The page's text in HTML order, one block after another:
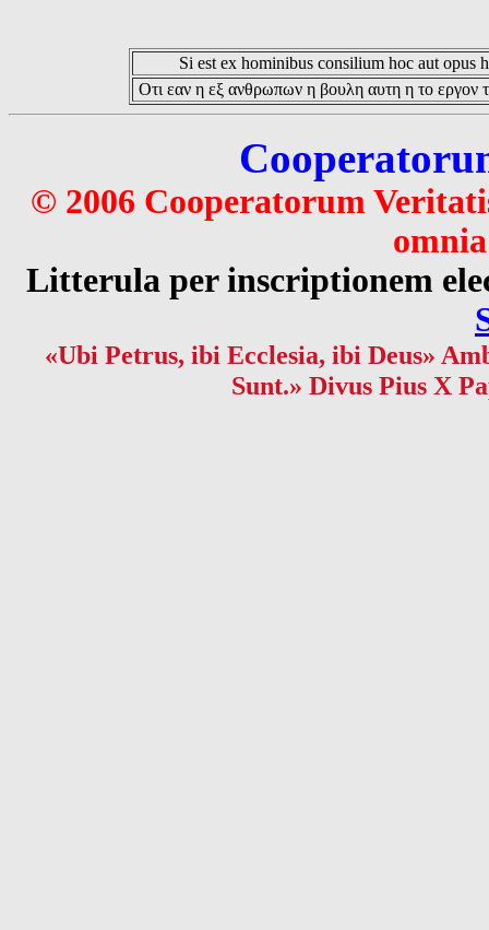
Si est ex hominibus consilium hoc aut opus
Οτι εαν η εξ ανθρωπων η βουλη αυτη η το εργον
© 2006 Cooperatorum
Litterula per inscriptionem
«Ubi Petrus, ibi Ecclesia, ibi Deus»
Sunt.» Divus Pius X